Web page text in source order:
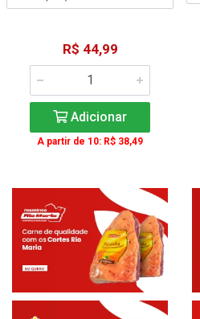
R$ 44,99
Adicionar
A partir de 10: R$ 38,49